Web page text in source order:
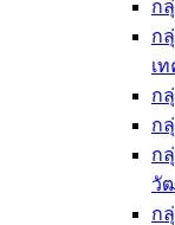
ก
ก
เ
ก
ก
ก
วั
ก